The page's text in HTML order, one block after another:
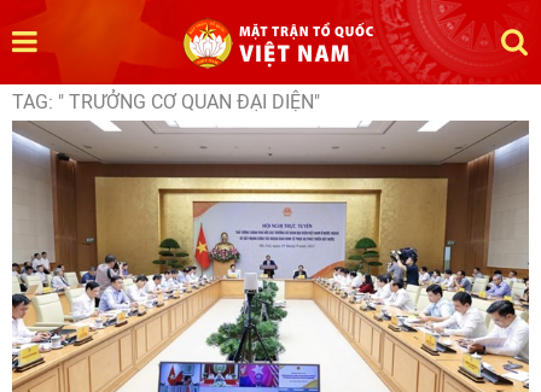
TAG: " TRƯỞNG CƠ QUAN ĐẠI DIỆN"